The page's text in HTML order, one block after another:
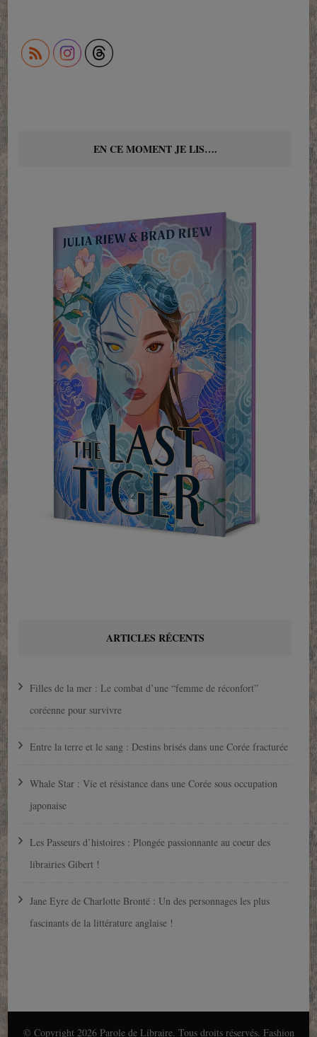
EN CE MOMENT JE LIS….
ARTICLES RÉCENTS
Filles de la mer : Le combat d’une “femme de réconfort”
coréenne pour survivre
Entre la terre et le sang : Destins brisés dans une Corée fracturée
Whale Star : Vie et résistance dans une Corée sous occupation
japonaise
Les Passeurs d’histoires : Plongée passionnante au coeur des
librairies Gibert !
Jane Eyre de Charlotte Brontë : Un des personnages les plus
fascinants de la littérature anglaise !
© Copyright 2026 Parole de Libraire. Tous droits réservés. Fashion